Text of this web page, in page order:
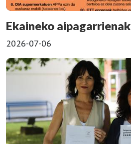
Ekaineko aipagarrienak
2026-07-06